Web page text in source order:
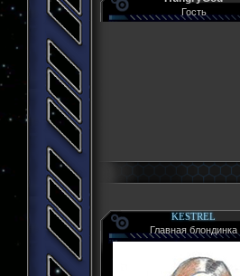
Гость
KESTREL
Главная блондинка